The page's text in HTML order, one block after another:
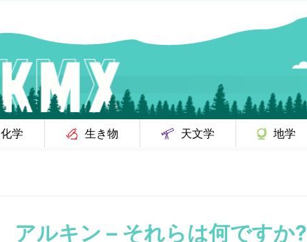
化学 生き物 天文学 地学
アルキン – それらは何ですか?